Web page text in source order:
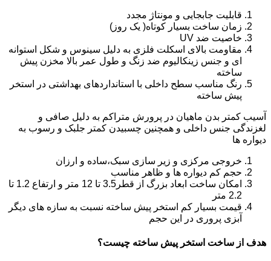
قابلیت جابجایی و مونتاژ مجدد
زمان ساخت بسیار کوتاه( یک روز)
خاصیت ضد UV
مقاومت بالای اسکلت فلزی به دلیل سینوس و شکل استوانه
ای و جنس زینکالیوم ضد زنگ و طول عمر بالا مخزن پیش
ساخته
رنگ مناسب سطح داخلی با استانداردهای بهداشتی در استخر
پیش ساخته
آسیب کمتر بدن ماهیان در پرورش متراکم به دلیل صافی و
لغزندگی جنس داخلی و همچنین چسبیدن کمتر جلبک و رسوب به
دیواره ها
خروجی مرکزی و زیر سازی سبک،ساده و ارزان
حجم کم دیواره ها و ظاهر مناسب
امکان ساخت ابعاد بزرگ از قطر3.5 تا 12 متر و ارتفاع 1.2 تا
2.2 متر
قیمت بسیار کم استخر پیش ساخته نسبت به سازه های دیگر
آبزی پروری در این حجم
هدف از ساخت استخر پیش ساخته چیست؟